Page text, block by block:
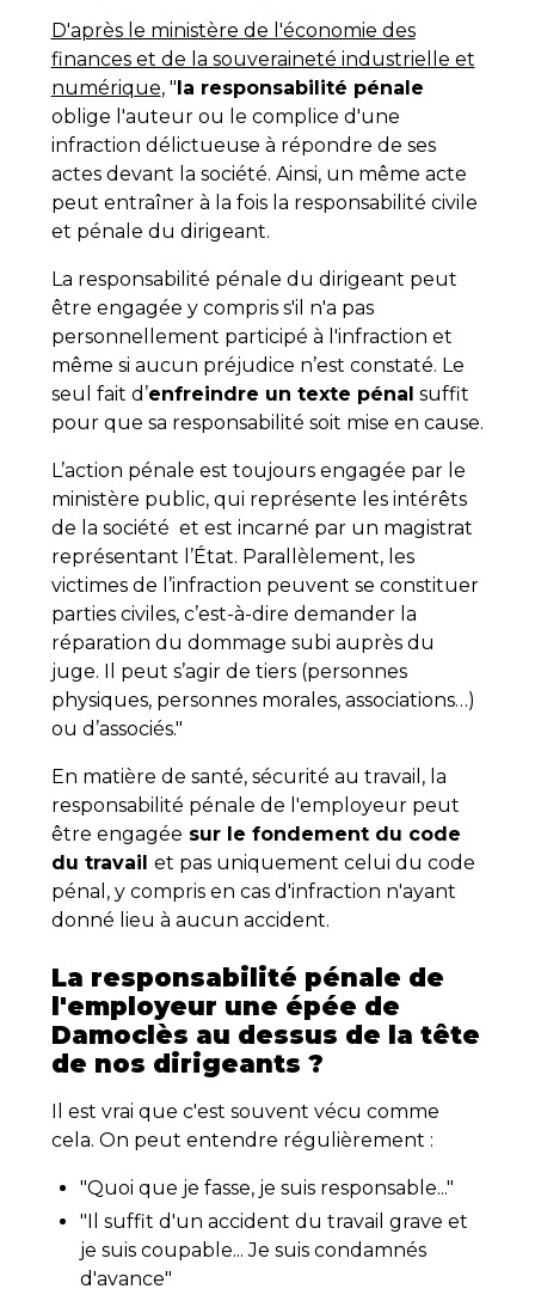
D'après le ministère de l'économie des
finances et de la souveraineté industrielle et
numérique, "la responsabilité pénale
oblige l'auteur ou le complice d'une
infraction délictueuse à répondre de ses
actes devant la société. Ainsi, un même acte
peut entraîner à la fois la responsabilité civile
et pénale du dirigeant.
La responsabilité pénale du dirigeant peut
être engagée y compris s'il n'a pas
personnellement participé à l'infraction et
même si aucun préjudice n’est constaté. Le
seul fait d’enfreindre un texte pénal suffit
pour que sa responsabilité soit mise en cause.
L’action pénale est toujours engagée par le
ministère public, qui représente les intérêts
de la société et est incarné par un magistrat
représentant l’État. Parallèlement, les
victimes de l’infraction peuvent se constituer
parties civiles, c’est-à-dire demander la
réparation du dommage subi auprès du
juge. Il peut s’agir de tiers (personnes
physiques, personnes morales, associations…)
ou d’associés."
En matière de santé, sécurité au travail, la
responsabilité pénale de l'employeur peut
être engagée sur le fondement du code
du travail et pas uniquement celui du code
pénal, y compris en cas d'infraction n'ayant
donné lieu à aucun accident.
La responsabilité pénale de
l'employeur une épée de
Damoclès au dessus de la tête
de nos dirigeants ?
Il est vrai que c'est souvent vécu comme
cela. On peut entendre régulièrement :
"Quoi que je fasse, je suis responsable..."
"Il suffit d'un accident du travail grave et
je suis coupable... Je suis condamnés
d'avance"